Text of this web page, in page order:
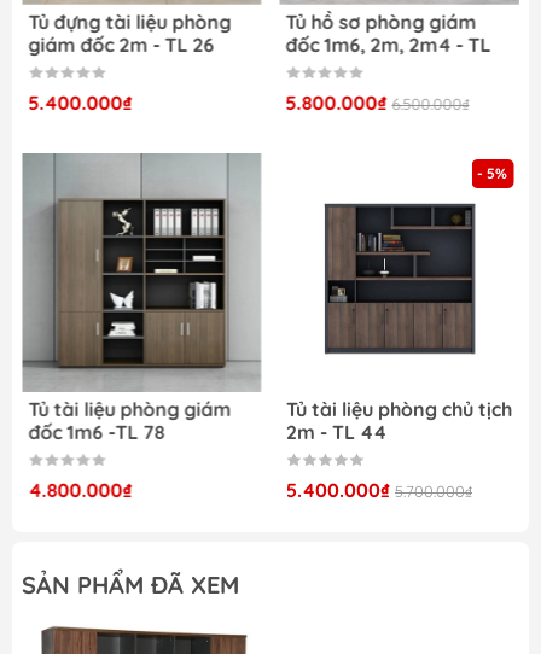
Bàn ghế học sinh giá rẻ
Tủ văn phòng
Tủ quần áo giá rẻ
Giường sắt ra giẻ
Tủ đựng tài liệu phòng
giám đốc 2m - TL 26
5.400.000₫
Tủ hồ sơ phòng giám
đốc 1m6, 2m, 2m4 - TL
64
5.800.000₫ 6.500.000₫
Tủ tài liệu phòng giám
đốc 1m6 -TL 78
4.800.000₫
- 5%
Tủ tài liệu phòng chủ tịch
2m - TL 44
5.400.000₫ 5.700.000₫
SẢN PHẨM ĐÃ XEM